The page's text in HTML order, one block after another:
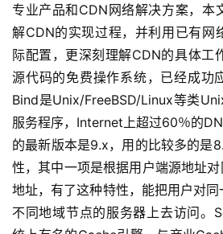
专业产品和CDN网络解决方案，本
解CDN的实现过程，并利用已有网
际配置，更深刻理解CDN的具体工
源代码的免费操作系统，已经成功
Bind是Unix/FreeBSD/Linux等类
服务程序，Internet上超过60％的
的最新版本是9.x，用的比较多的是
性，其中一项是根据用户端源地址
地址，有了这种特性，能把用户对
不同地域节点的服务器上去访问。